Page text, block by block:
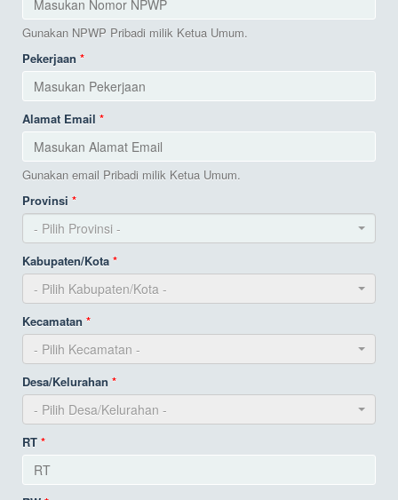
Gunakan NPWP Pribadi milik Ketua Umum.
Pekerjaan
Alamat Email
Gunakan email Pribadi milik Ketua Umum.
Provinsi
- Pilih Provinsi -
Kabupaten/Kota
- Pilih Kabupaten/Kota -
Kecamatan
- Pilih Kecamatan -
Desa/Kelurahan
- Pilih Desa/Kelurahan -
RT